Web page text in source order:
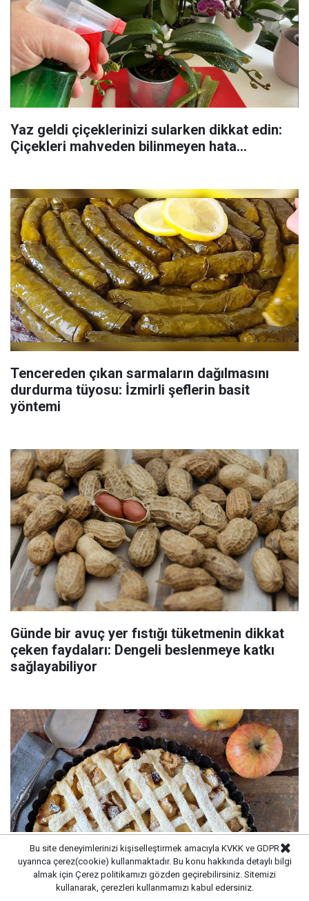
Yaz geldi çiçeklerinizi sularken dikkat edin:
Çiçekleri mahveden bilinmeyen hata...
Tencereden çıkan sarmaların dağılmasını
durdurma tüyosu: İzmirli şeflerin basit
yöntemi
Günde bir avuç yer fıstığı tüketmenin dikkat
çeken faydaları: Dengeli beslenmeye katkı
sağlayabiliyor
Asla doğru yapmıyoruz bu yüzden dağılıyor!
Bu site deneyimlerinizi kişiselleştirmek amacıyla KVKK ve GDPR
uyarınca çerez(cookie) kullanmaktadır. Bu konu hakkında detaylı bilgi
almak için Çerez politikamızı gözden geçirebilirsiniz. Sitemizi
kullanarak, çerezleri kullanmamızı kabul edersiniz.